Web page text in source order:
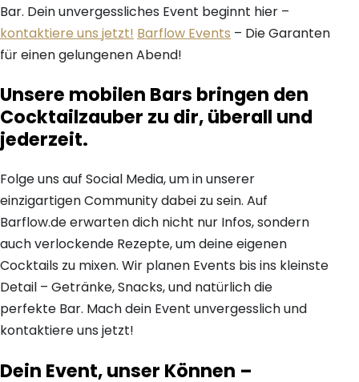
Bar. Dein unvergessliches Event beginnt hier –
kontaktiere uns jetzt! Barflow Events – Die Garanten
für einen gelungenen Abend!
Unsere mobilen Bars bringen den
Cocktailzauber zu dir, überall und
jederzeit.
Folge uns auf Social Media, um in unserer
einzigartigen Community dabei zu sein. Auf
Barflow.de erwarten dich nicht nur Infos, sondern
auch verlockende Rezepte, um deine eigenen
Cocktails zu mixen. Wir planen Events bis ins kleinste
Detail – Getränke, Snacks, und natürlich die
perfekte Bar. Mach dein Event unvergesslich und
kontaktiere uns jetzt!
Dein Event, unser Können –